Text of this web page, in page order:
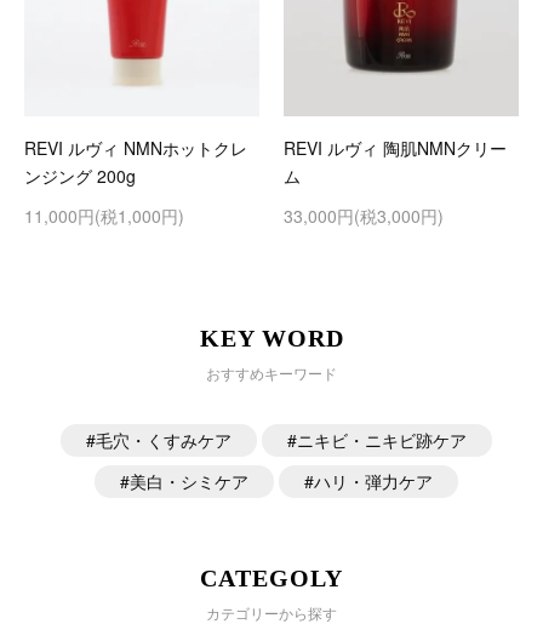
REVI ルヴィ NMNホットクレ
ンジング 200g
11,000円(税1,000円)
REVI ルヴィ 陶肌NMNクリー
ム
33,000円(税3,000円)
KEY WORD
おすすめキーワード
毛穴・くすみケア
ニキビ・ニキビ跡ケア
美白・シミケア
ハリ・弾力ケア
CATEGOLY
カテゴリーから探す